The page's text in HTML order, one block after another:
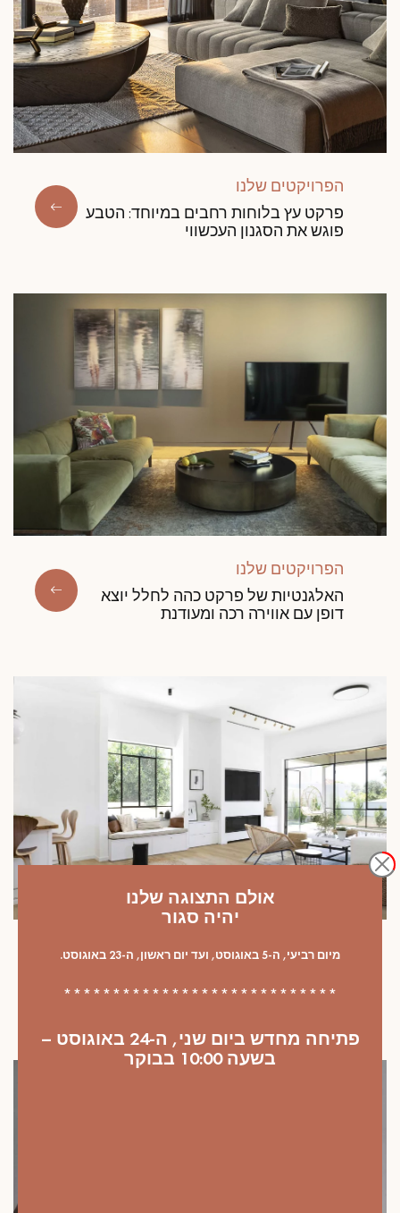
09-8899140
?יש לכם פרויקט חדש
המומחים שלנו עומדים לרשותכם כדי להדריך אותכם
שלב אחר שלב בבחירה ובהתקנה של הפרקט שלכם.
קבל שיחה חוזרת מיועץ של דקופלוס פרקטים.
קבעו פגישה מותאמת אישית.
קבלו הצעת מחיר בחינם!
הפרויקטים שלנו
פרקט עץ בלוחות רחבים במיוחד: הטבע
פוגש את הסגנון העכשווי
הפרויקטים שלנו
האלגנטיות של פרקט כהה לחלל יוצא
דופן עם אווירה רכה ומעודנת
הפרויקטים שלנו
לעיצוב בהיר ואותנטי
אולם התצוגה שלנו
יהיה סגור
מיום רביעי, ה-5 באוגוסט, ועד יום ראשון, ה-23 באוגוסט.
****************************
פתיחה מחדש ביום שני, ה-24 באוגוסט –
בשעה 10:00 בבוקר